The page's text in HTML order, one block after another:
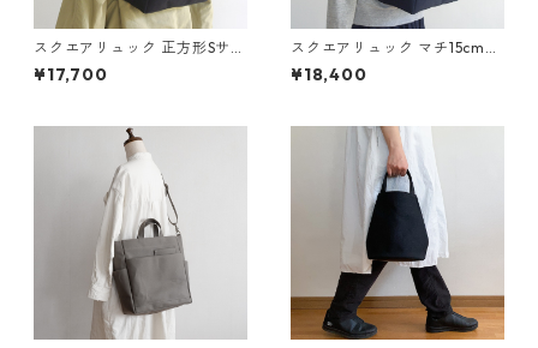
スクエアリュック 正方形Sサイ
ズ 黒 / 6号帆布
¥17,700
スクエアリュック マチ15cm
黒 / 6号帆布
¥18,400